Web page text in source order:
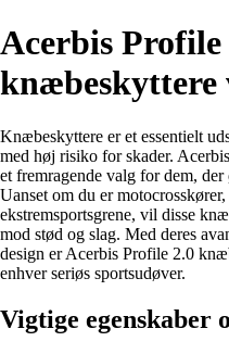
Acerbis Profile
knæbeskyttere
Knæbeskyttere er et essentielt
med høj risiko for skader.
et fremragende valg for dem,
Uanset om du er
ekstremsportsgrene, vil disse
mod stød og slag. Med deres
design er Acerbis Profile 2.0
enhver seriøs sportsudøver.
Vigtige egenskaber